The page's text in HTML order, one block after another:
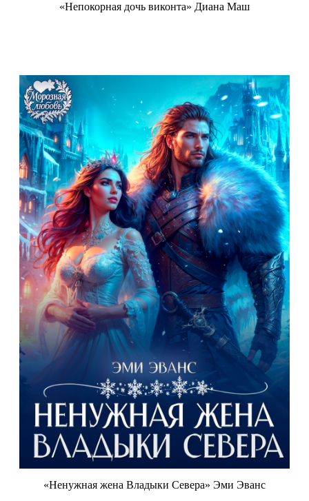
«Непокорная дочь виконта» Диана Маш
«Ненужная жена Владыки Севера» Эми Эванс